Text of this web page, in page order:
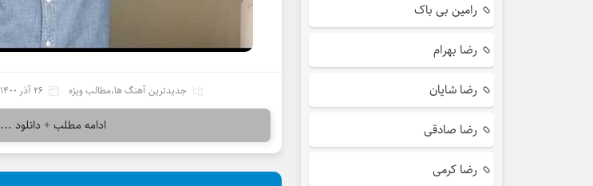
جدیدترین آهنگ ها،مطالب ویژه 26 آذر 1400
ادامه مطلب + دانلود ...
رامین بی باک
رضا بهرام
رضا شایان
رضا صادقی
رضا کرمی